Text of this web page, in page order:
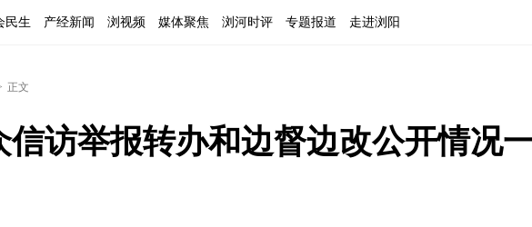
民生 产经新闻 浏视频 媒体聚焦 浏河时评 专题报道 走进浏阳
正文
信访举报转办和边督边改公开情况